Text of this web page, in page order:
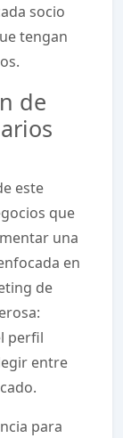
socio
tengan
de
este
que
una
en
de
perfil
entre
para